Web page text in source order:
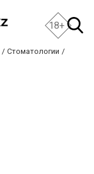
18+
Стоматологии